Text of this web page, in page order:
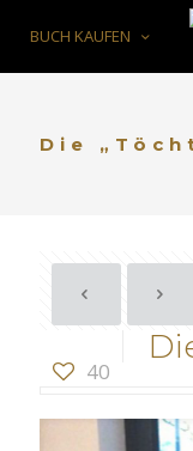
BUCH KAUFEN
Die
40